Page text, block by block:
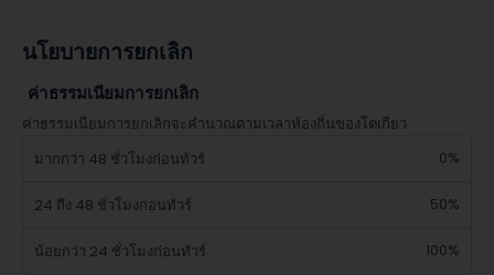
นโยบายการยกเลิก
ค่าธรรมเนียมการยกเลิก
ค่าธรรมเนียมการยกเลิกจะคำนวณตามเวลาท้องถิ่นของโตเกียว
มากกว่า 48 ชั่วโมงก่อนทัวร์
0%
24 ถึง 48 ชั่วโมงก่อนทัวร์ 50%
น้อยกว่า 24 ชั่วโมงก่อนทัวร์
100%